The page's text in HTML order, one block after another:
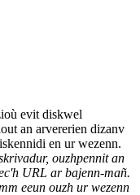
evit diskwel
an arvererien dizanv
en ur wezenn.
ouzhpennit an
URL ar bajenn-mañ.
eeun ouzh ur wezenn